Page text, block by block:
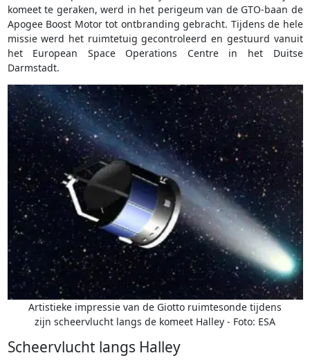
komeet te geraken, werd in het perigeum van de GTO-baan de
Apogee Boost Motor tot ontbranding gebracht. Tijdens de hele
missie werd het ruimtetuig gecontroleerd en gestuurd vanuit
het European Space Operations Centre in het Duitse
Darmstadt.
Artistieke impressie van de Giotto ruimtesonde tijdens
zijn scheervlucht langs de komeet Halley - Foto: ESA
Scheervlucht langs Halley